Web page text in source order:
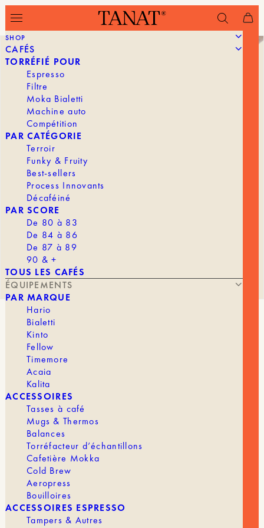
SHOP
CAFÉS
TORRÉFIÉ POUR
Espresso
Filtre
Moka Bialetti
Machine auto
Compétition
PAR CATÉGORIE
Terroir
Funky & Fruity
Best-sellers
Process Innovants
Décaféiné
PAR SCORE
De 80 à 83
De 84 à 86
De 87 à 89
90 & +
TOUS LES CAFÉS
ÉQUIPEMENTS
PAR MARQUE
Hario
Bialetti
Kinto
Fellow
Timemore
Acaia
Kalita
ACCESSOIRES
Tasses à café
Mugs & Thermos
Balances
Torréfacteur d’échantillons
Cafetière Mokka
Cold Brew
Aeropress
Bouilloires
ACCESSOIRES ESPRESSO
Tampers & Autres
OREA – Z1 BREWER
À PARTIR DE60,00
Le OREA Z1 Brewer est un dripper pensé pour
celles et ceux qui veulent un café filtre précis,
propre et facile à réussir.
Grâce à son concept zero bypass, toute l’eau